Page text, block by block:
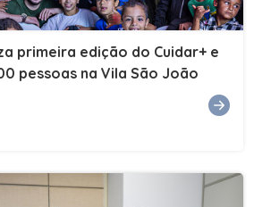
primeira edição do Cuidar+ e
pessoas na Vila São João